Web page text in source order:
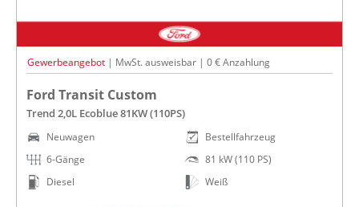
Gewerbeangebot | MwSt. ausweisbar | 0 € Anzahlung
Ford Transit Custom
Trend 2,0L Ecoblue 81KW (110PS)
Neuwagen
6-Gänge
Diesel
Bestellfahrzeug
81 kW (110 PS)
Weiß